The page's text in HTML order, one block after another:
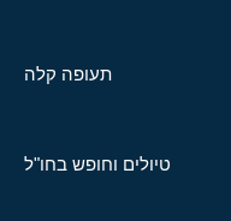
תעופה קלה
טיולים וחופש בחו"ל